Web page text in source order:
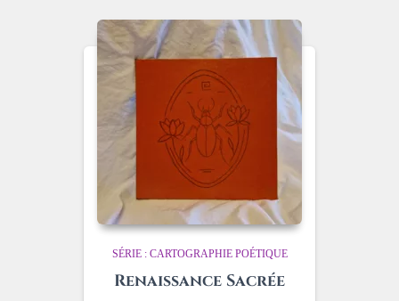
SÉRIE : CARTOGRAPHIE POÉTIQUE
Renaissance Sacrée